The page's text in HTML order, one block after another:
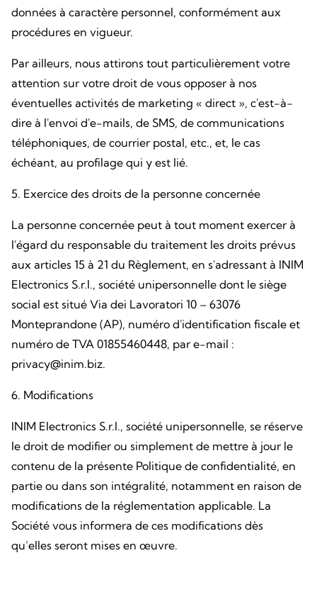
données à caractère personnel, conformément aux
procédures en vigueur.
Par ailleurs, nous attirons tout particulièrement votre
attention sur votre droit de vous opposer à nos
éventuelles activités de marketing « direct », c'est-à-
dire à l'envoi d'e-mails, de SMS, de communications
téléphoniques, de courrier postal, etc., et, le cas
échéant, au profilage qui y est lié.
5. Exercice des droits de la personne concernée
La personne concernée peut à tout moment exercer à
l'égard du responsable du traitement les droits prévus
aux articles 15 à 21 du Règlement, en s'adressant à INIM
Electronics S.r.l., société unipersonnelle dont le siège
social est situé Via dei Lavoratori 10 – 63076
Monteprandone (AP), numéro d'identification fiscale et
numéro de TVA 01855460448, par e-mail :
privacy@inim.biz.
6. Modifications
INIM Electronics S.r.l., société unipersonnelle, se réserve
le droit de modifier ou simplement de mettre à jour le
contenu de la présente Politique de confidentialité, en
partie ou dans son intégralité, notamment en raison de
modifications de la réglementation applicable. La
Société vous informera de ces modifications dès
qu’elles seront mises en œuvre.